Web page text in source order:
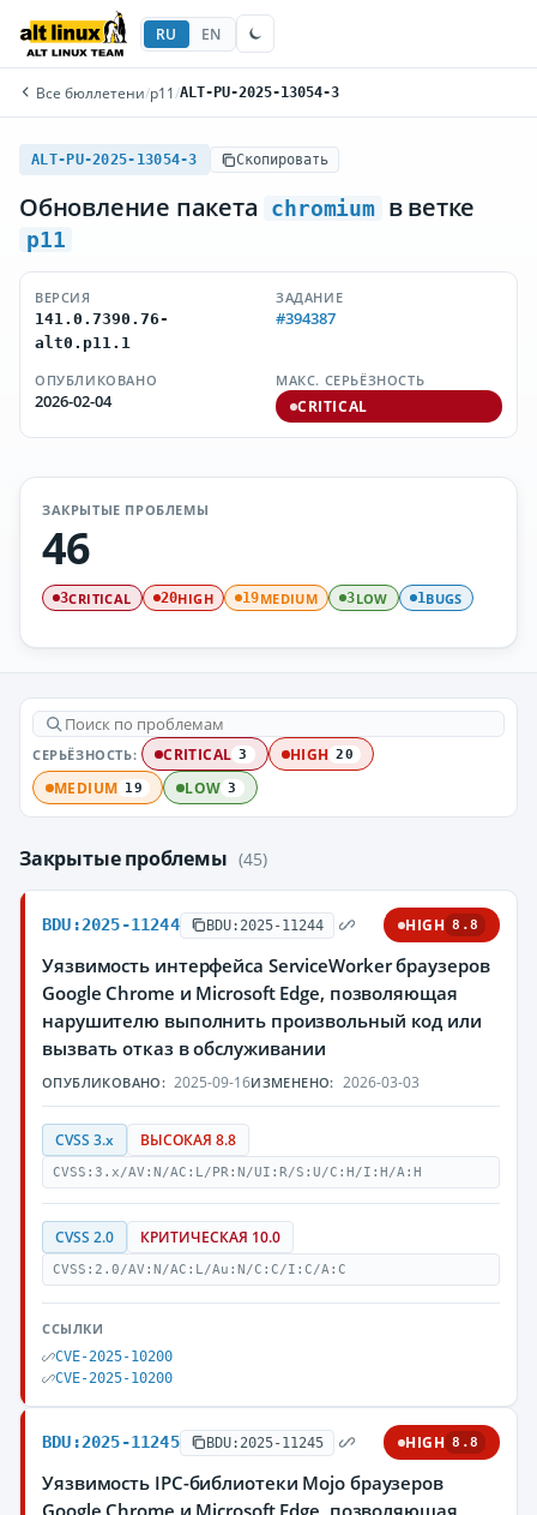
RU EN
Все бюллетени/p11 /ALT-PU-2025-13054-3
ALT-PU-2025-13054-3 Скопировать
Обновление пакета chromium в ветке
p11
ВЕРСИЯ
141.0.7390.76-
alt0.p11.1
ЗАДАНИЕ
#394387
ОПУБЛИКОВАНО
2026-02-04
МАКС. СЕРЬЁЗНОСТЬ
CRITICAL
ЗАКРЫТЫЕ ПРОБЛЕМЫ
46
3CRITICAL 20HIGH 19MEDIUM 3LOW 1BUGS
СЕРЬЁЗНОСТЬ: CRITICAL 3 HIGH 20
MEDIUM 19 LOW 3
Закрытые проблемы (45)
BDU:2025-11244 BDU:2025-11244 HIGH 8.8
Уязвимость интерфейса ServiceWorker браузеров
Google Chrome и Microsoft Edge, позволяющая
нарушителю выполнить произвольный код или
вызвать отказ в обслуживании
ОПУБЛИКОВАНО: 2025-09-16ИЗМЕНЕНО: 2026-03-03
CVSS 3.x ВЫСОКАЯ 8.8
CVSS:3.x/AV:N/AC:L/PR:N/UI:R/S:U/C:H/I:H/A:H
CVSS 2.0 КРИТИЧЕСКАЯ 10.0
CVSS:2.0/AV:N/AC:L/Au:N/C:C/I:C/A:C
ССЫЛКИ
CVE-2025-10200
CVE-2025-10200
BDU:2025-11245 BDU:2025-11245 HIGH 8.8
Уязвимость IPC-библиотеки Mojo браузеров
Google Chrome и Microsoft Edge, позволяющая